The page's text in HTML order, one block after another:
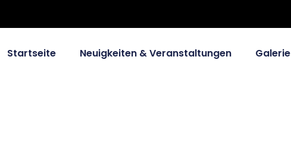
Startseite Neuigkeiten & Veranstaltungen Galerie